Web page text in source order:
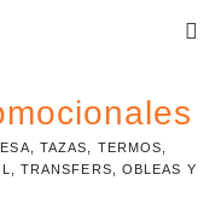
TAZAS, TERMOS,
TRANSFERS, OBLEAS Y